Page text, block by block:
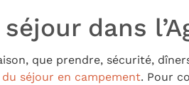
dans
que prendre, sécurité,
séjour en campement. Pour